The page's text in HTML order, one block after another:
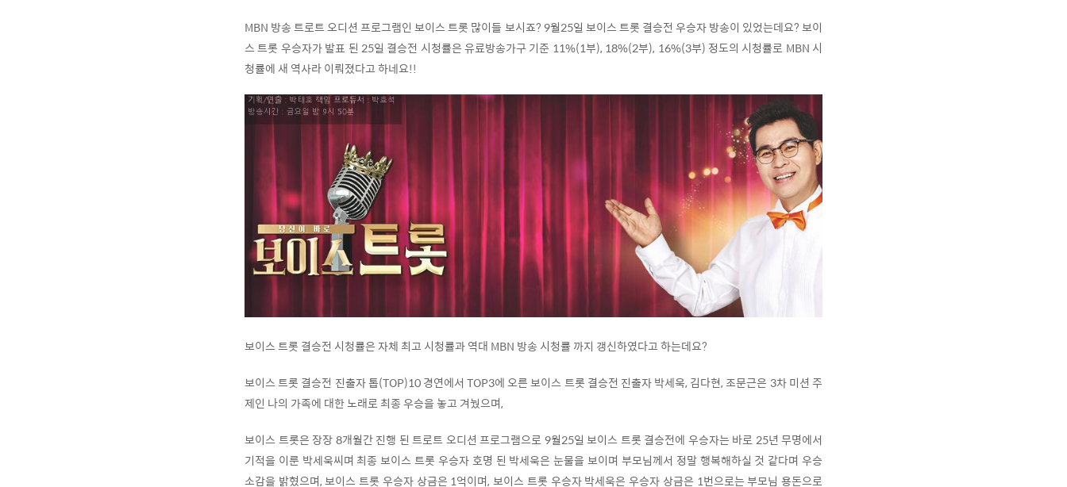
MBN 방송 트로트 오디션 프로그램인 보이스 트롯 많이들 보시죠? 9월25일 보이스 트롯 결승전 우승자 방송이 있었는데요? 보이
스 트롯 우승자가 발표 된 25일 결승전 시청률은 유료방송가구 기준 11%(1부), 18%(2부), 16%(3부) 정도의 시청률로 MBN 시
청률에 새 역사라 이뤄졌다고 하네요!!
보이스 트롯 결승전 시청률은 자체 최고 시청률과 역대 MBN 방송 시청률 까지 갱신하였다고 하는데요?
보이스 트롯 결승전 진출자 톱(TOP)10 경연에서 TOP3에 오른 보이스 트롯 결승전 진출자 박세욱, 김다현, 조문근은 3차 미션 주
제인 나의 가족에 대한 노래로 최종 우승을 놓고 겨눴으며,
보이스 트롯은 장장 8개월간 진행 된 트로트 오디션 프로그램으로 9월25일 보이스 트롯 결승전에 우승자는 바로 25년 무명에서
기적을 이룬 박세욱씨며 최종 보이스 트롯 우승자 호명 된 박세욱은 눈물을 보이며 부모님께서 정말 행복해하실 것 같다며 우승
소감을 밝혔으며, 보이스 트롯 우승자 상금은 1억이며, 보이스 트롯 우승자 박세욱은 우승자 상금은 1번으로는 부모님 용돈으로